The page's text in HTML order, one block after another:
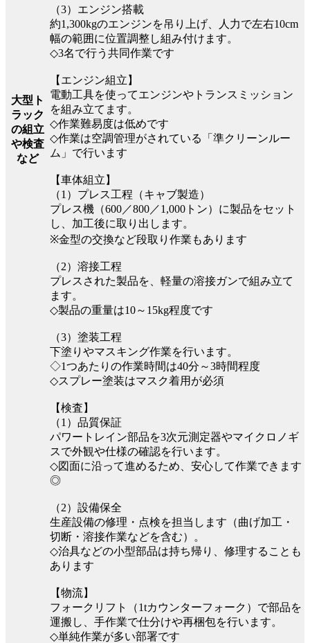
大型ト
ラック
の組立
や検査
など
（3）エンジン搭載
約1,300kgのエンジンを吊り上げ、人力で左右10cm
幅の範囲に位置調整し組み付けます。
◇3名で行う共同作業です
【エンジン組立】
電動工具を使ってエンジンやトランスミッション
を組み立てます。
◇作業難易度は低めです
◇作業は空調管理がされている「準クリーンルー
ム」で行います
【車体組立】
（1）プレス工程（キャブ製造）
プレス機（600／800／1,000トン）に製品をセット
し、加工後に取り出します。
※金型の交換など段取り作業もあります
（2）溶接工程
プレスされた製品を、軽量の溶接ガンで組み立て
ます。
◇製品の重量は10～15kg程度です
（3）塗装工程
下塗りやマスキング作業を行います。
◇1つあたりの作業時間は40分～3時間程度
◇スプレー塗装はマスク着用が必須
【検査】
（1）品質保証
パワートレイン部品を3次元測定器やマイクロノギ
スで外観や仕様の確認を行います。
◇図面に沿って進めるため、安心して作業できます
◎
（2）設備保全
生産設備の修理・点検を担当します（曲げ加工・
切断・溶接作業などを含む）。
◇治具などの小型部品は持ち帰り、修理することも
あります
【物流】
フォークリフト（1tカウンターフォーク）で部品を
運搬し、手作業で仕分けや再梱包を行います。
◇単純作業が多い部署です